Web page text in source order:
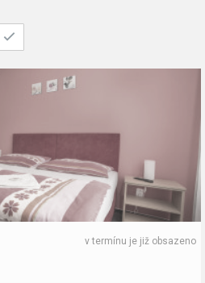
v termínu je již obsazeno